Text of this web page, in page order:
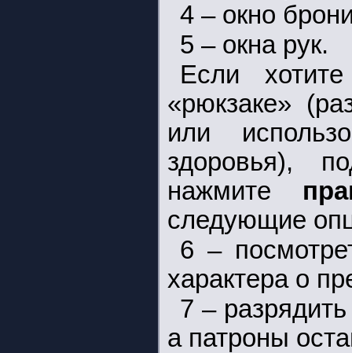
4 – окно
5 – окна рук.
Если
«рюкзаке»
или
здоровья),
нажмите
следующие
6 –
характера о
7 –
а патроны